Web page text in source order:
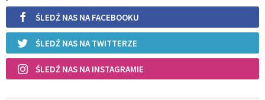
ŚLEDŹ NAS NA FACEBOOKU
ŚLEDŹ NAS NA TWITTERZE
ŚLEDŹ NAS NA INSTAGRAMIE